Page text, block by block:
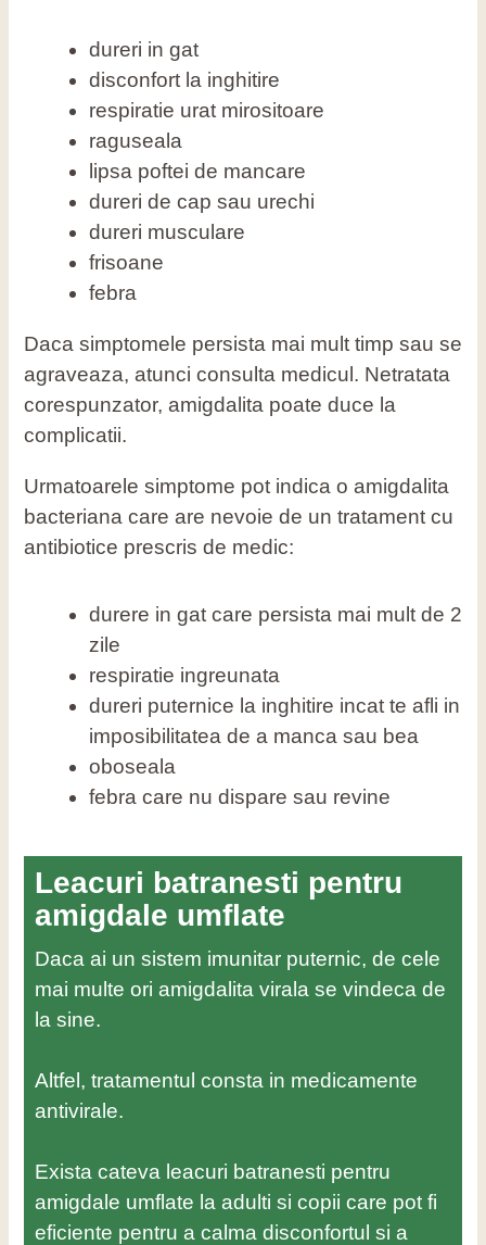
dureri in gat
disconfort la inghitire
respiratie urat mirositoare
raguseala
lipsa poftei de mancare
dureri de cap sau urechi
dureri musculare
frisoane
febra
Daca simptomele persista mai mult timp sau se
agraveaza, atunci consulta medicul. Netratata
corespunzator, amigdalita poate duce la
complicatii.
Urmatoarele simptome pot indica o amigdalita
bacteriana care are nevoie de un tratament cu
antibiotice prescris de medic:
durere in gat care persista mai mult de 2
zile
respiratie ingreunata
dureri puternice la inghitire incat te afli in
imposibilitatea de a manca sau bea
oboseala
febra care nu dispare sau revine
Leacuri batranesti pentru
amigdale umflate
Daca ai un sistem imunitar puternic, de cele
mai multe ori amigdalita virala se vindeca de
la sine.
Altfel, tratamentul consta in medicamente
antivirale.
Exista cateva leacuri batranesti pentru
amigdale umflate la adulti si copii care pot fi
eficiente pentru a calma disconfortul si a